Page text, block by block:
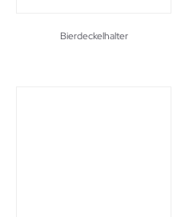
Bierdeckelhalter